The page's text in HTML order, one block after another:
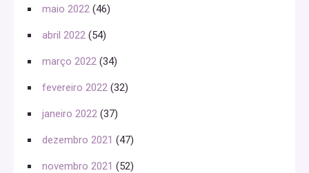
maio 2022 (46)
abril 2022 (54)
março 2022 (34)
fevereiro 2022 (32)
janeiro 2022 (37)
dezembro 2021 (47)
novembro 2021 (52)